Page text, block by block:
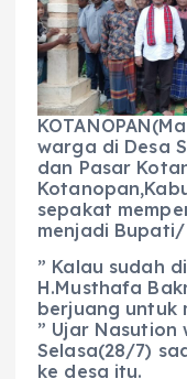
b
o
o
k
A
p
p
r
a
warga di Desa
dan Pasar
sepakat
menjadi
” Kalau sudah
H.Musthafa
berjuang untuk
” Ujar Nasution
Selasa(28/7)
ke desa itu.